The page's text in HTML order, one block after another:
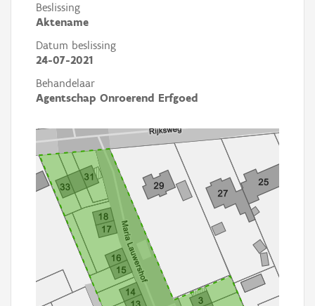
Beslissing
Aktename
Datum beslissing
24-07-2021
Behandelaar
Agentschap Onroerend Erfgoed